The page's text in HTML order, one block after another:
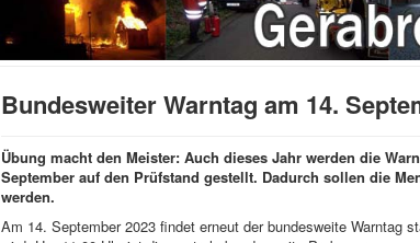
Bundesweiter Warntag am 14.
Übung macht den Meister: Auch dieses Jahr werden die
September auf den Prüfstand gestellt. Dadurch sollen die
werden.
Am 14. September 2023 findet erneut der bundesweite Warntag